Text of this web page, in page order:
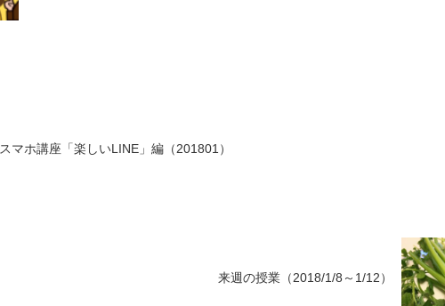
スマホ講座「楽しいLINE」編（201801）
来週の授業（2018/1/8～1/12）